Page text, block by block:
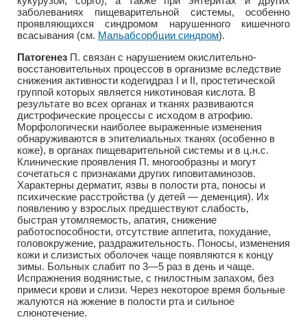
заболеваниях пищеварительной системы, особенно
проявляющихся синдромом нарушенного кишечного
всасывания (см. Мальабсорбции синдром).
Патогенез П. связан с нарушением окислительно-
восстановительных процессов в организме вследствие
снижения активности кодегидраз I и II, простетической
группой которых является никотиновая кислота. В
результате во всех органах и тканях развиваются
дистрофические процессы с исходом в атрофию.
Морфологически наиболее выраженные изменения
обнаруживаются в эпителиальных тканях (особенно в
коже), в органах пищеварительной системы и в ц.н.с.
Клинические проявления П. многообразны и могут
сочетаться с признаками других гиповитаминозов.
Характерны дерматит, язвы в полости рта, поносы и
психические расстройства (у детей — деменция). Их
появлению у взрослых предшествуют слабость,
быстрая утомляемость, апатия, снижение
работоспособности, отсутствие аппетита, похудание,
головокружение, раздражительность. Поносы, изменения
кожи и слизистых оболочек чаще появляются к концу
зимы. Больных слабит по 3—5 раз в день и чаще.
Испражнения водянистые, с гнилостным запахом, без
примеси крови и слизи. Через некоторое время больные
жалуются на жжение в полости рта и сильное
слюнотечение.